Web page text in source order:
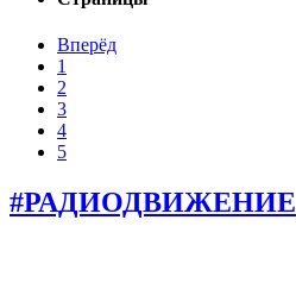
Вперёд
1
2
3
4
5
#РАДИОДВИЖЕНИЕ